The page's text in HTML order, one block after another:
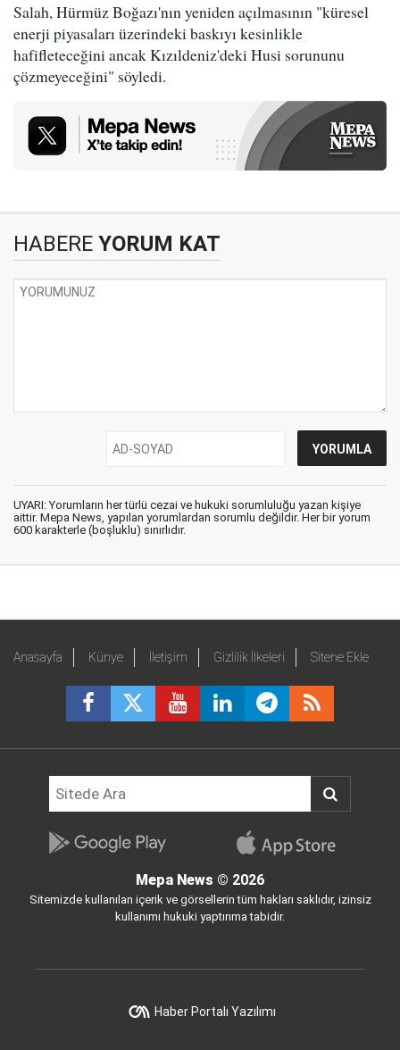
Salah, Hürmüz Boğazı'nın yeniden açılmasının "küresel
enerji piyasaları üzerindeki baskıyı kesinlikle
hafifleteceğini ancak Kızıldeniz'deki Husi sorununu
çözmeyeceğini" söyledi.
HABERE YORUM KAT
UYARI: Yorumların her türlü cezai ve hukuki sorumluluğu yazan kişiye
aittir. Mepa News, yapılan yorumlardan sorumlu değildir. Her bir yorum
600 karakterle (boşluklu) sınırlıdır.
Anasayfa Künye İletişim Gizlilik İlkeleri Sitene Ekle
Mepa News © 2026
Sitemizde kullanılan içerik ve görsellerin tüm hakları saklıdır, izinsiz
kullanımı hukuki yaptırıma tabidir.
Haber Portalı Yazılımı